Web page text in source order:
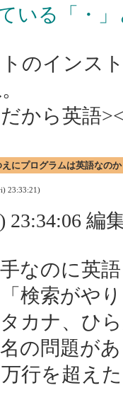
いる「・
のインス
から英語
えにプログラムは英語なのか
23:33:21)
23:34:06 編
なのに英
検索がや
カナ、ひ
の問題が
行を超え